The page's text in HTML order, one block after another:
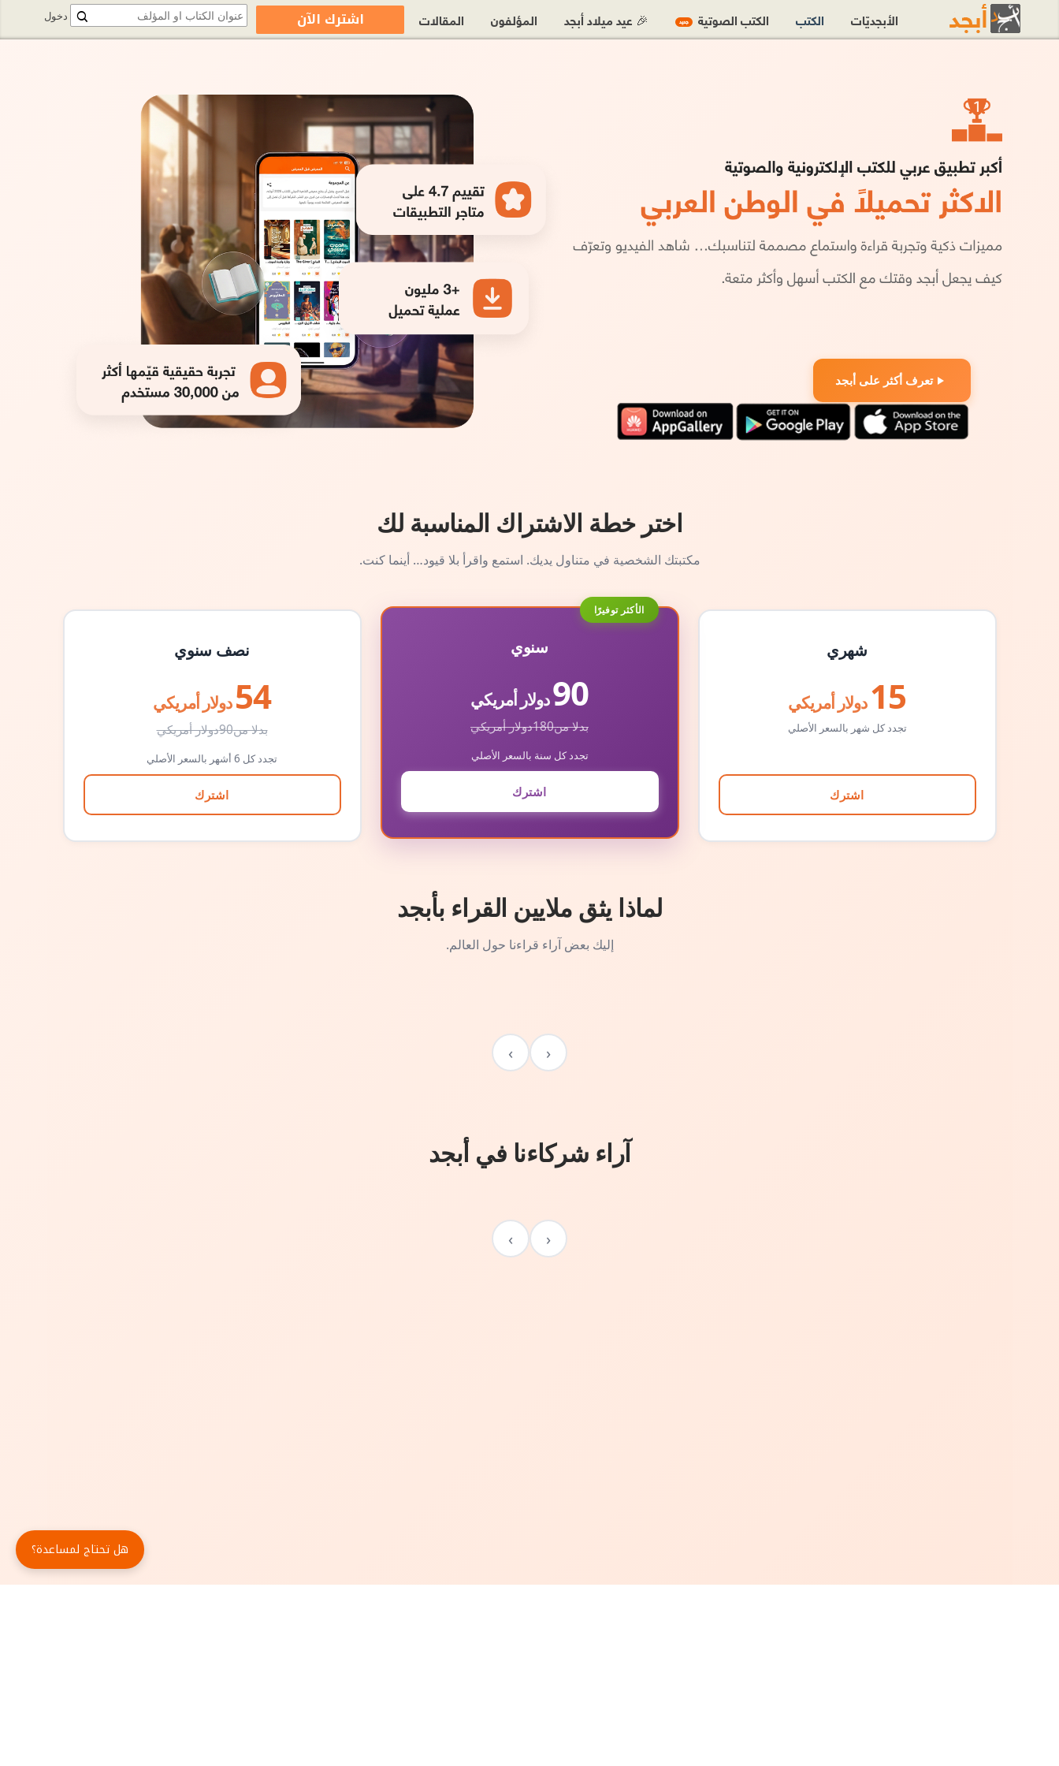
تعرف أكثر على أبجد
اختر خطة الاشتراك المناسبة لك
مكتبتك الشخصية في متناول يديك. استمع واقرأ بلا قيود… أينما كنت.
شهري
15 دولار أمريكي
تجدد كل شهر بالسعر الأصلي
اشترك
الأكثر توفيرًا
سنوي
90دولار أمريكي
بدلا من180دولار أمريكي
تجدد كل سنة بالسعر الأصلي
اشترك
نصف سنوي
54 دولار أمريكي
بدلا من90دولار أمريكي
تجدد كل 6 أشهر بالسعر الأصلي
اشترك
لماذا يثق ملايين القراء بأبجد
إليك بعض آراء قراءنا حول العالم.
‹
›
آراء شركاءنا في أبجد
‹
›
دخول الأبجديّات الكتب الكتب الصوتية جديد 🎉 عيد ميلاد أبجد المؤلفون المقالات اشترك الآن
هل تحتاج لمساعدة؟